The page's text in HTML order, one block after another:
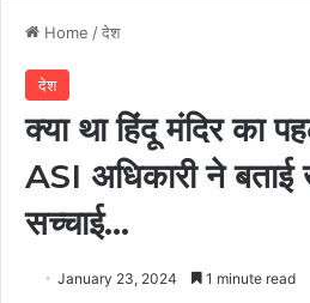
Home /देश
देश
क्या था हिंदू मंदिर का
ASI अधिकारी ने बताई
सच्चाई…
January 23, 2024 1 minute read